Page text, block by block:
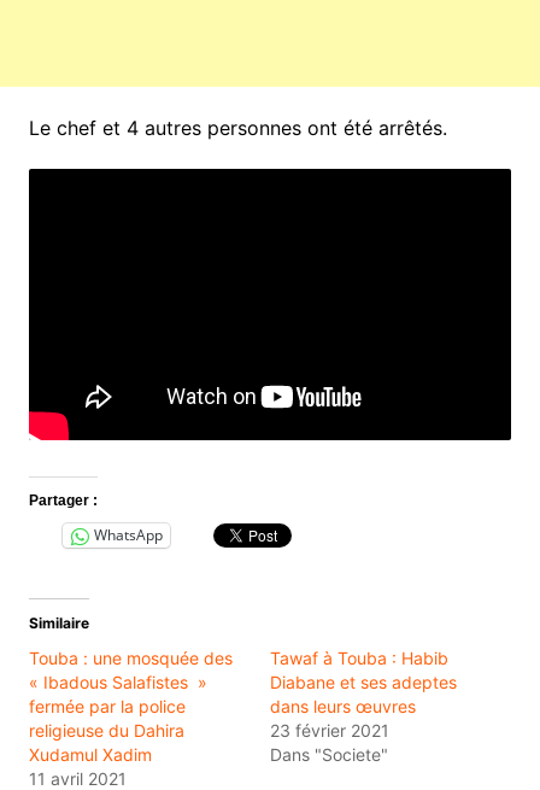
Le chef et 4 autres personnes ont été arrêtés.
Partager :
WhatsApp
Similaire
Touba : une mosquée des
« Ibadous Salafistes »
fermée par la police
religieuse du Dahira
Xudamul Xadim
11 avril 2021
Tawaf à Touba : Habib
Diabane et ses adeptes
dans leurs œuvres
23 février 2021
Dans "Societe"